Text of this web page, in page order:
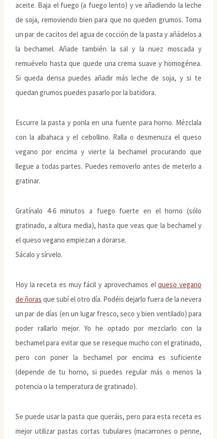
aceite. Baja el fuego (a fuego lento) y ve añadiendo la leche
de soja, removiendo bien para que no queden grumos. Toma
un par de cacitos del agua de cocción de la pasta y añádelos a
la bechamel. Añade también la sal y la nuez moscada y
remuévelo hasta que quede una crema suave y homogénea.
Si queda densa puedes añadir más leche de soja, y si te
quedan grumos puedes pasarlo por la batidora.
Escurre la pasta y ponla en una fuente para horno. Mézclala
con la albahaca y el cebollino. Ralla o desmenuza el queso
vegano por encima y vierte la bechamel procurando que
llegue a todas partes. Puedes removerlo antes de meterlo a
gratinar.
Gratínalo 4-6 minutos a fuego fuerte en el horno (sólo
gratinado, a altura media), hasta que veas que la bechamel y
el queso vegano empiezan a dorarse.
Sácalo y sírvelo.
Hoy la receta es muy fácil y aprovechamos elqueso vegano
de ñoras que subí el otro día. Podéis dejarlo fuera de la nevera
un par de días (en un lugar fresco, seco y bien ventilado) para
poder rallarlo mejor. Yo he optado por mezclarlo con la
bechamel para evitar que se reseque mucho con el gratinado,
pero con poner la bechamel por encima es suficiente
(depende de tu horno, si puedes regular más o menos la
potencia o la temperatura de gratinado).
Se puede usar la pasta que queráis, pero para esta receta es
mejor utilizar pastas cortas tubulares (macarrones o penne,